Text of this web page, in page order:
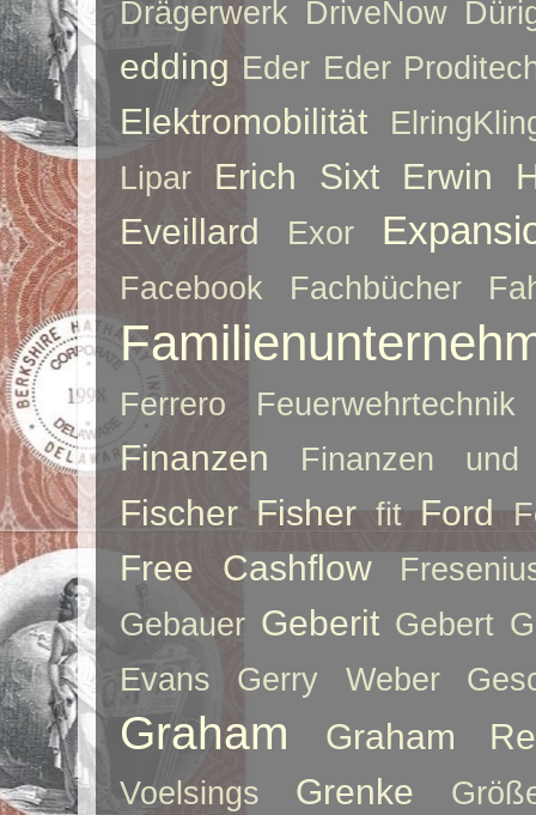
Drägerwerk DriveNow
edding Eder Eder
Elektromobilität
Lipar
Erich Sixt
Erwin
Eveillard
Exor
Facebook Fachbücher
Ferrero Feuerwehrtechnik
Finanzen Finanzen und
Fischer Fisher fit Ford
Free Cashflow
Gebauer Geberit Gebert
Evans
Gerry Weber
Graham Graham
Voelsings Grenke